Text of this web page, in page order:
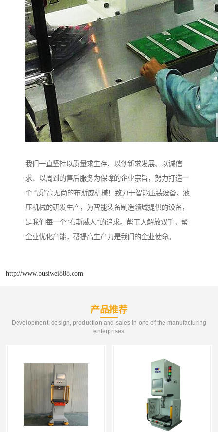
我们一直坚持以质量求生存、以创新求发展、以诚信
求、以周到的售后服务为保障的企业宗旨，努力打造一
个 “质”高无尚的布斯威机械！致力于智能压装设备、液
压机械的研发生产，为智能装备制造领域提供的设备，
是我们每一个“布斯威人”的追求。帮工人解放双手，帮
企业优化产能，帮提高生产力是我们的企业使命。
http://www.busiwei888.com
产品推荐
Development, design, production and sales in one of the manufacturing
enterprises